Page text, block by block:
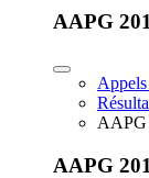
AAPG
AAPG
AAPG